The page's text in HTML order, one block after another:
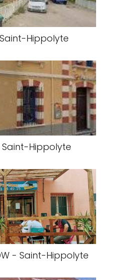
Hippolyte
Hippolyte
- Saint-Hippolyte